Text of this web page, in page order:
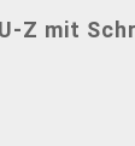
Z mit